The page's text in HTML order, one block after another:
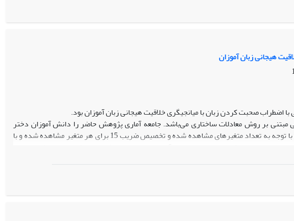
می‌توان گفت که آموزش خودتعیین‌گری نه تنها یک رویکرد اثربخش برای ارتقای همزمان
با توجه به تداوم آثار آن، قابلیت اجرا در قالب برنامه‌های مدون آموزشی و مداخلات
هیجانی زبان آموزان
صحبت کردن زبان با میانجیگری خلاقیت هیجانی زبان آموزان بود.
بر روش معادلات ساختاری می‌باشد. جامعه آماری پژوهش حاضر را دانش آموزان دختر
متوسطه دوم در سال تحصیلی 1404-1403 تشکیل داده‌اند که با توجه به تعداد متغیرهای مشاهده شده و تخصیص ضریب 15 برای هر متغیر مشاهده شده و با
بر اضطراب صحبت کردن زبان در دانش‌آموزان اثر مستقیم دارند. همچنین کمال‌گرایی با نقش